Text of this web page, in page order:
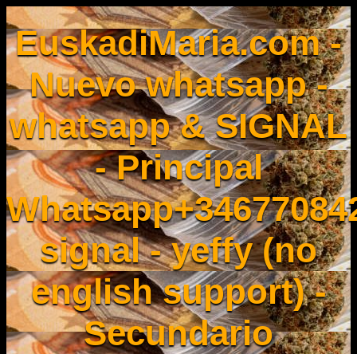
EuskadiMaria.com -
Nuevo whatsapp -
whatsapp & SIGNAL
- Principal
signal - yeffy (no
english support) -
Secundario